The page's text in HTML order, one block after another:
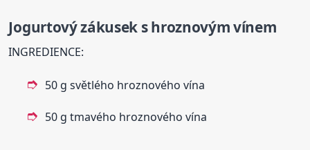
Jogurtový zákusek s hroznovým vínem
INGREDIENCE:
50 g světlého hroznového vína
50 g tmavého hroznového vína